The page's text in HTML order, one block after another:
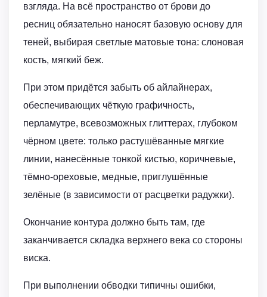
взгляда. На всё пространство от брови до
ресниц обязательно наносят базовую основу для
теней, выбирая светлые матовые тона: слоновая
кость, мягкий беж.
При этом придётся забыть об айлайнерах,
обеспечивающих чёткую графичность,
перламутре, всевозможных глиттерах, глубоком
чёрном цвете: только растушёванные мягкие
линии, нанесённые тонкой кистью, коричневые,
тёмно-ореховые, медные, приглушённые
зелёные (в зависимости от расцветки радужки).
Окончание контура должно быть там, где
заканчивается складка верхнего века со стороны
виска.
При выполнении обводки типичны ошибки,